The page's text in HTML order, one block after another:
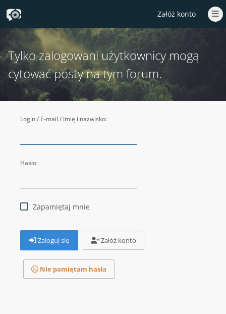
Załóż konto
Tylko zalogowani użytkownicy mogą
cytować posty na tym forum.
Login / E-mail / Imię i nazwisko:
Hasło:
Zapamiętaj mnie
Zaloguj się Załóż konto
Nie pamiętam hasła